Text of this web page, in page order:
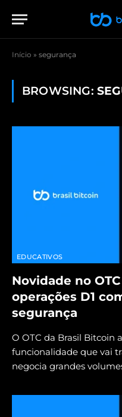
Início » segurança
BROWSING:
EDUCATIVOS
Novidade no
operações D1
segurança
O OTC da Brasil Bitcoin
funcionalidade que vai
negocia grandes